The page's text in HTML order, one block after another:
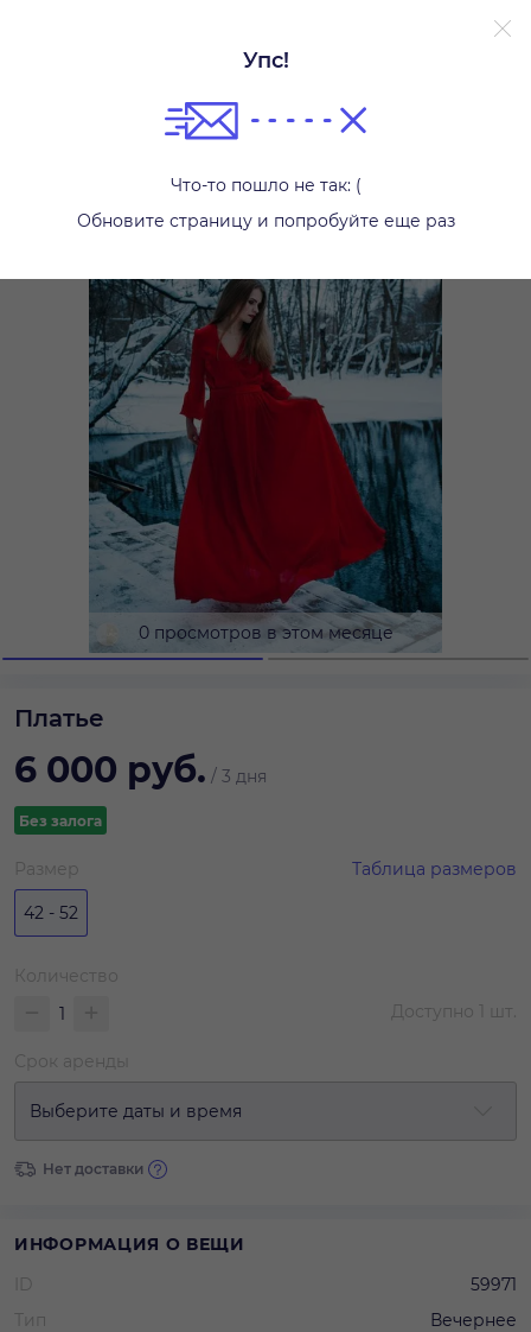
Упс!
Что-то пошло не так: (
Обновите страницу и попробуйте еще раз
0 просмотров в этом месяце
Платье
6 000 руб. / 3 дня
Без залога
Таблица размеров
Размер
42 - 52
Количество
Доступно 1 шт.
Срок аренды
Выберите даты и время
Нет доставки
ИНФОРМАЦИЯ О ВЕЩИ
ID
59971
Тип
Вечернее